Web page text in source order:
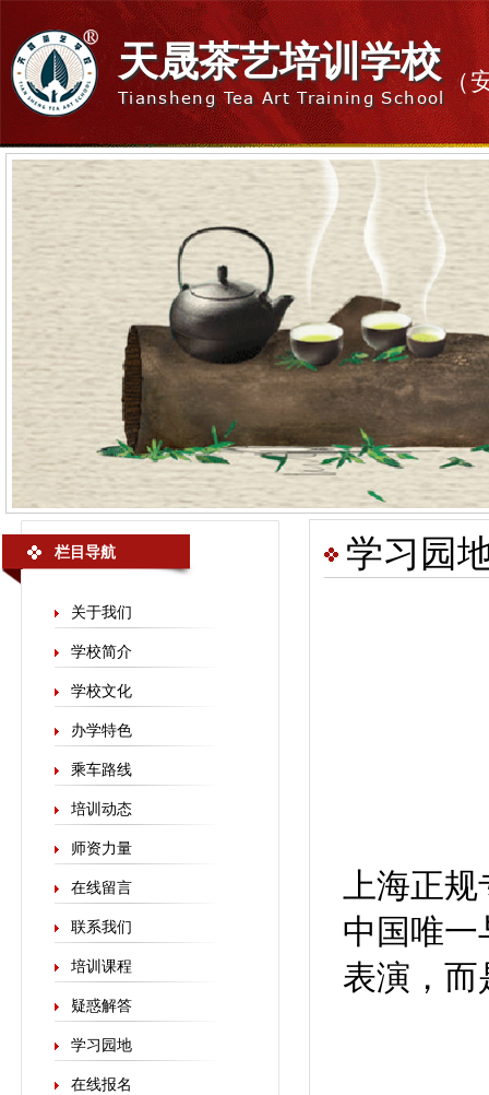
天晟茶艺培训学校
Tiansheng Tea Art Training School
（
栏目导航
关于我们
学校简介
学校文化
办学特色
乘车路线
培训动态
师资力量
在线留言
联系我们
培训课程
疑惑解答
学习园地
在线报名
学习园
上海正规
中国唯一
表演，而